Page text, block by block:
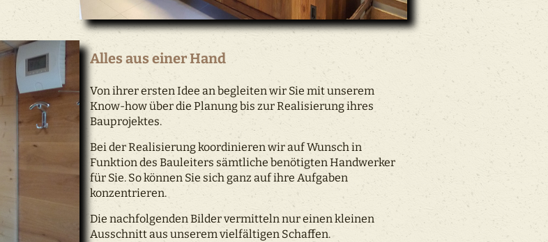
Alles aus einer Hand
Von ihrer ersten Idee an begleiten wir Sie mit unserem
Know-how über die Planung bis zur Realisierung ihres
Bauprojektes.
Bei der Realisierung koordinieren wir auf Wunsch in
Funktion des Bauleiters sämtliche benötigten Handwerker
für Sie. So können Sie sich ganz auf ihre Aufgaben
konzentrieren.
Die nachfolgenden Bilder vermitteln nur einen kleinen
Ausschnitt aus unserem vielfältigen Schaffen.